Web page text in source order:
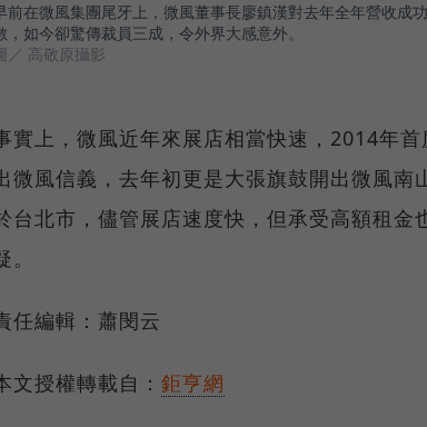
前在微風集團尾牙上，微風董事長廖鎮漢對去年全年營收成
，如今卻驚傳裁員三成，令外界大感意外。
／ 高敬原攝影
實上，微風近年來展店相當快速，2014年
微風信義，去年初更是大張旗鼓開出微風
台北市，儘管展店速度快，但承受高額租
。
任編輯：蕭閔云
文授權轉載自： 鉅亨網